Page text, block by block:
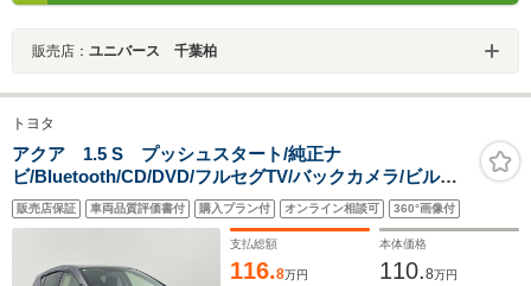
販売店： ユニバース 千葉柏
トヨタ
アクア 1.5 S プッシュスタート/純正ナ
ビ/Bluetooth/CD/DVD/フルセグTV/バックカメラ/ビルト
インETC/オートライト/シートヒーター/ヒルアシストコン
トロール/スマートキー/ステアリングスイッチ/横滑り防止
販売店保証 車両品質評価書付 購入プラン付 オンライン相談可 360°画像付
支払総額
116.8万円
本体価格
110.8万円